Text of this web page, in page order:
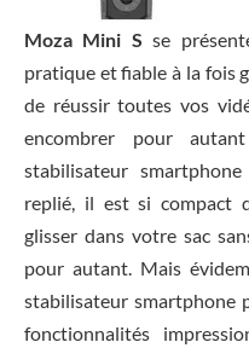
Moza Mini S se
pratique et fiable à la fois
de réussir toutes vos
encombrer pour
stabilisateur
replié, il est si compact
glisser dans votre sac
pour autant. Mais
stabilisateur smartphone
fonctionnalités